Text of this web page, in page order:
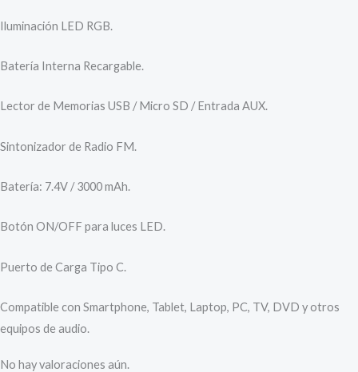
Iluminación LED RGB.
Batería Interna Recargable.
Lector de Memorias USB / Micro SD / Entrada AUX.
Sintonizador de Radio FM.
Batería: 7.4V / 3000 mAh.
Botón ON/OFF para luces LED.
Puerto de Carga Tipo C.
Compatible con Smartphone, Tablet, Laptop, PC, TV, DVD y otros
equipos de audio.
No hay valoraciones aún.